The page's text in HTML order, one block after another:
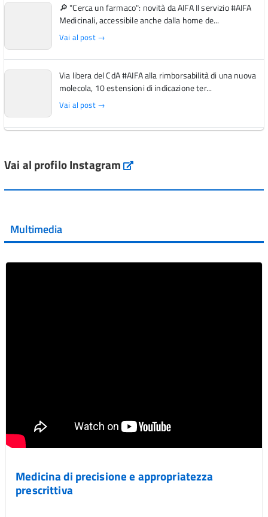
🔎 "Cerca un farmaco": novità da AIFA Il servizio #AIFA
Medicinali, accessibile anche dalla home de...
Vai al post →
Via libera del CdA #AIFA alla rimborsabilità di una nuova
molecola, 10 estensioni di indicazione ter...
Vai al post →
Vai al post →
Vai al post →
Vai al profilo Instagram Instagram
Multimedia
Medicina di precisione e appropriatezza
prescrittiva